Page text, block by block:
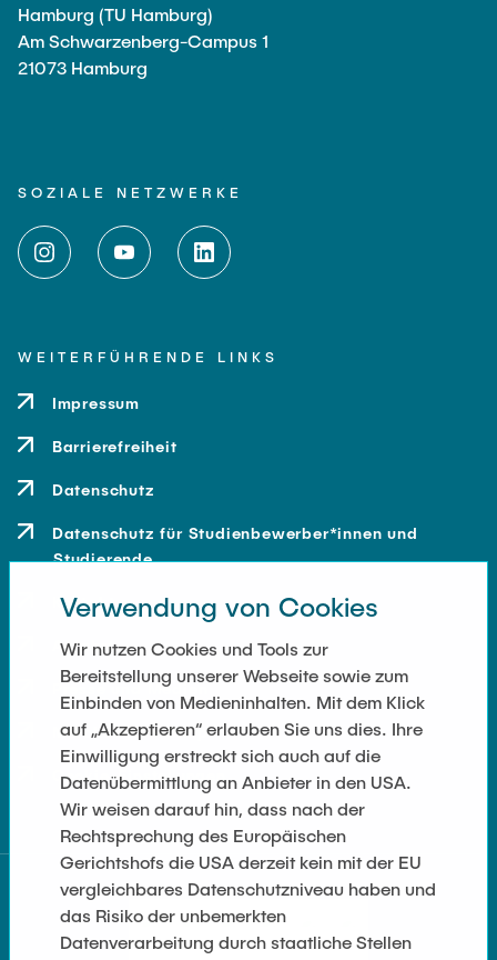
Hamburg (TU Hamburg)
Am Schwarzenberg-Campus 1
21073 Hamburg
SOZIALE NETZWERKE
WEITERFÜHRENDE LINKS
Impressum
Barrierefreiheit
Datenschutz
Datenschutz für Studienbewerber*innen und
Studierende
Kontakt
Anfahrt
Presse und Medien
Merchandise-Shop
Cookie-Einstellungen
Verwendung von Cookies
Wir nutzen Cookies und Tools zur
Bereitstellung unserer Webseite sowie zum
Einbinden von Medieninhalten. Mit dem Klick
auf „Akzeptieren“ erlauben Sie uns dies. Ihre
Einwilligung erstreckt sich auch auf die
Datenübermittlung an Anbieter in den USA.
Wir weisen darauf hin, dass nach der
Rechtsprechung des Europäischen
Gerichtshofs die USA derzeit kein mit der EU
vergleichbares Datenschutzniveau haben und
das Risiko der unbemerkten
Datenverarbeitung durch staatliche Stellen